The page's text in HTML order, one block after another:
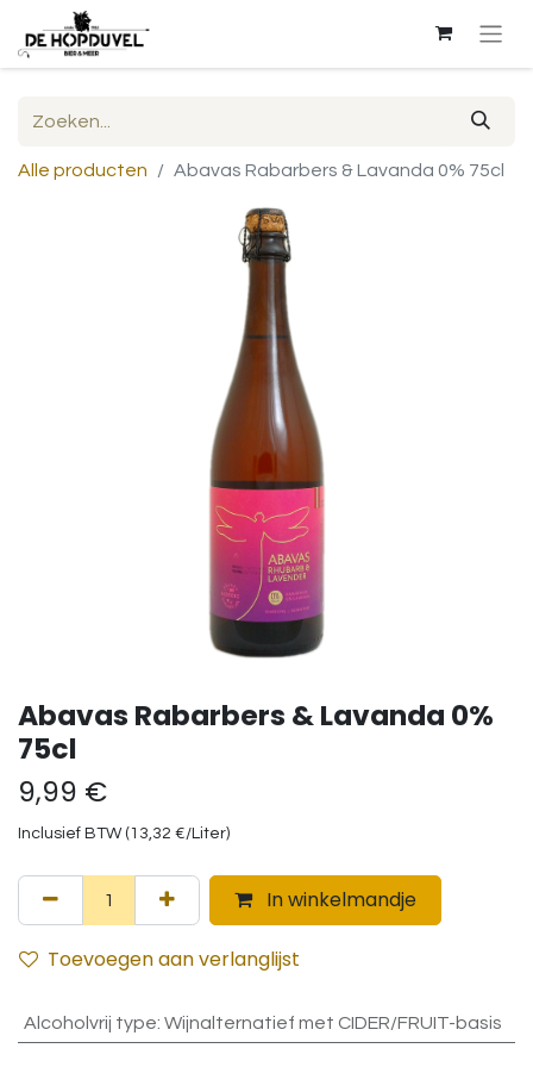
Alle producten Abavas Rabarbers & Lavanda 0% 75cl
Abavas Rabarbers & Lavanda 0%
75cl
9,99 €
Inclusief BTW ( 13,32 €/Liter)
In winkelmandje
Toevoegen aan verlanglijst
Alcoholvrij type: Wijnalternatief met CIDER/FRUIT-basis